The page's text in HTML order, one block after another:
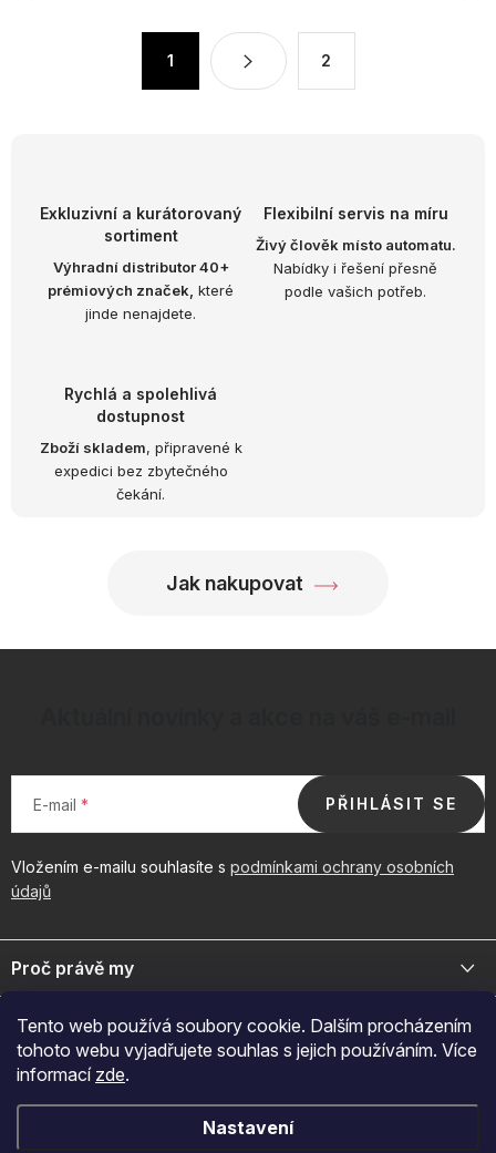
Tento web používá soubory cookie. Dalším procházením
tohoto webu vyjadřujete souhlas s jejich používáním. Více
informací zde.
Nastavení
1 2
Exkluzivní a kurátorovaný
sortiment
Výhradní distributor 40+
prémiových značek, které
jinde nenajdete.
Flexibilní servis na míru
Živý člověk místo automatu.
Nabídky i řešení přesně
podle vašich potřeb.
Rychlá a spolehlivá
dostupnost
Zboží skladem, připravené k
expedici bez zbytečného
čekání.
Jak nakupovat
E-mail
Vložením e-mailu souhlasíte s podmínkami ochrany osobních
údajů
PŘIHLÁSIT SE
á
pProč právě my
byznys. Spojte se s námi pro exkluzivní velkoobchodní nabídky.
+420 605 209 284
Po-Pá: 7:00-12:30 a 13:00-15:30
Důležité odkazy
Naš značky
O nákupu
Přijímáme online platby